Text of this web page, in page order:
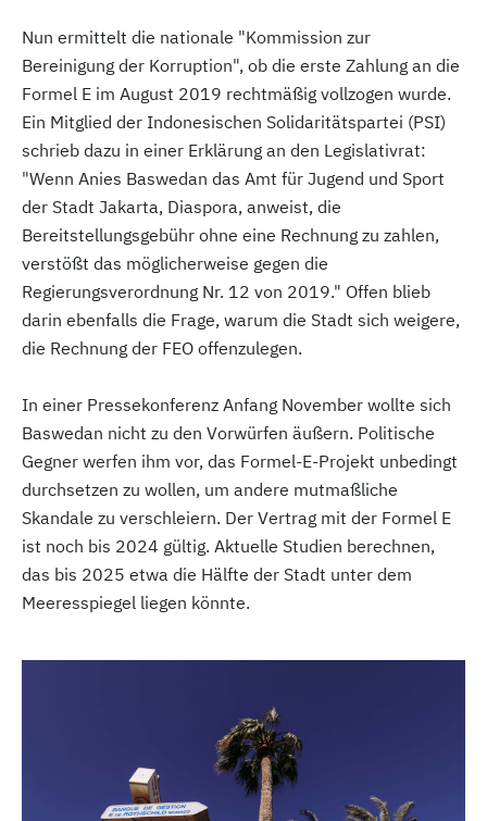
Nun ermittelt die nationale "Kommission zur
Bereinigung der Korruption", ob die erste Zahlung an die
Formel E im August 2019 rechtmäßig vollzogen wurde.
Ein Mitglied der Indonesischen Solidaritätspartei (PSI)
schrieb dazu in einer Erklärung an den Legislativrat:
"Wenn Anies Baswedan das Amt für Jugend und Sport
der Stadt Jakarta, Diaspora, anweist, die
Bereitstellungsgebühr ohne eine Rechnung zu zahlen,
verstößt das möglicherweise gegen die
Regierungsverordnung Nr. 12 von 2019." Offen blieb
darin ebenfalls die Frage, warum die Stadt sich weigere,
die Rechnung der FEO offenzulegen.
In einer Pressekonferenz Anfang November wollte sich
Baswedan nicht zu den Vorwürfen äußern. Politische
Gegner werfen ihm vor, das Formel-E-Projekt unbedingt
durchsetzen zu wollen, um andere mutmaßliche
Skandale zu verschleiern. Der Vertrag mit der Formel E
ist noch bis 2024 gültig. Aktuelle Studien berechnen,
das bis 2025 etwa die Hälfte der Stadt unter dem
Meeresspiegel liegen könnte.